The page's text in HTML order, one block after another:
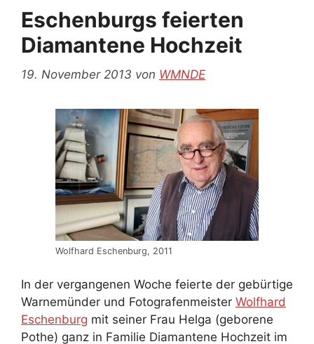
Eschenburgs feierten
Diamantene Hochzeit
19. November 2013 von WMNDE
Wolfhard Eschenburg, 2011
In der vergangenen Woche feierte der gebürtige
Warnemünder und Fotografenmeister Wolfhard
Eschenburg mit seiner Frau Helga (geborene
Pothe) ganz in Familie Diamantene Hochzeit im